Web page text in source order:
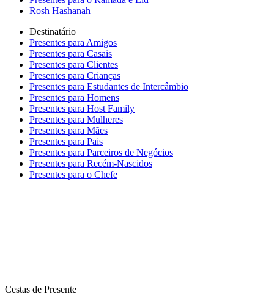
Rosh Hashanah
Destinatário
Presentes para Amigos
Presentes para Casais
Presentes para Clientes
Presentes para Crianças
Presentes para Estudantes de Intercâmbio
Presentes para Homens
Presentes para Host Family
Presentes para Mulheres
Presentes para Mães
Presentes para Pais
Presentes para Parceiros de Negócios
Presentes para Recém-Nascidos
Presentes para o Chefe
Cestas de Presente